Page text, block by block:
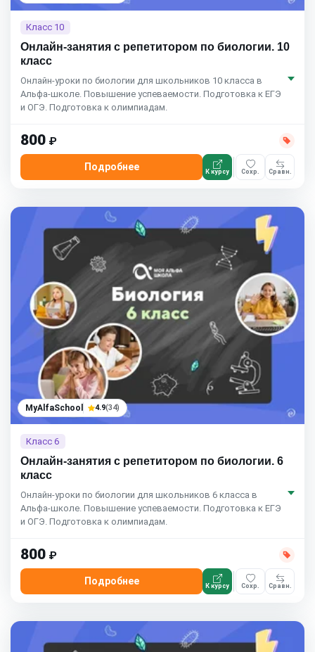
Класс 10
Онлайн-занятия с репетитором по биологии. 10
класс
Онлайн-уроки по биологии для школьников 10 класса в
Альфа-школе. Повышение успеваемости. Подготовка к ЕГЭ
и ОГЭ. Подготовка к олимпиадам.
800 ₽
Подробнее К курсу Сохр. Сравн.
MyAlfaSchool 4.9(34)
Класс 6
Онлайн-занятия с репетитором по биологии. 6
класс
Онлайн-уроки по биологии для школьников 6 класса в
Альфа-школе. Повышение успеваемости. Подготовка к ЕГЭ
и ОГЭ. Подготовка к олимпиадам.
800 ₽
Подробнее К курсу Сохр. Сравн.